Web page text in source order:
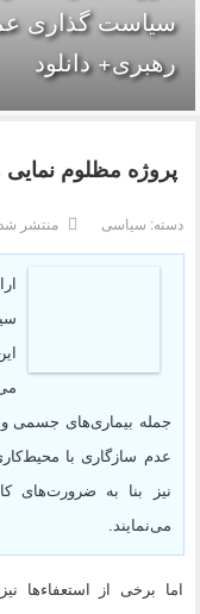
سیاست گذاری
رهبری+ دانلود
پروژه مظلوم
دسته: سیاسی منتشر شده در 16
جمله بیماری‌های جسمی و
عدم سازگاری با
نیز بنا به ضرورت‌های
می‌نمایند.
اما برخی از